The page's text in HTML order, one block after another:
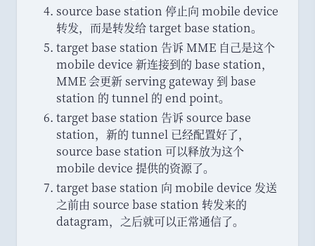
source base station 停止向 mobile device
转发， 而是转发给 target base station。
target base station 告诉 MME 自己是这个
mobile device 新连接到的 base station，
MME 会更新 serving gateway 到 base
station 的 tunnel 的 end point。
target base station 告诉 source base
station， 新的 tunnel 已经配置好了，
source base station 可以释放为这个
mobile device 提供的资源了。
target base station 向 mobile device 发送
之前由 source base station 转发来的
datagram， 之后就可以正常通信了。